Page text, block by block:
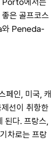
은 골프코스
와 Peneda-
페인, 미국, 캐
선이 취항한
다. 프랑스,
차로는 프랑